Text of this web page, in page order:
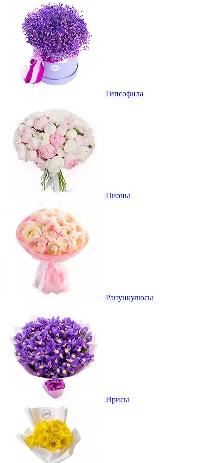
Гипсофила
Пионы
Ранункулюсы
Ирисы